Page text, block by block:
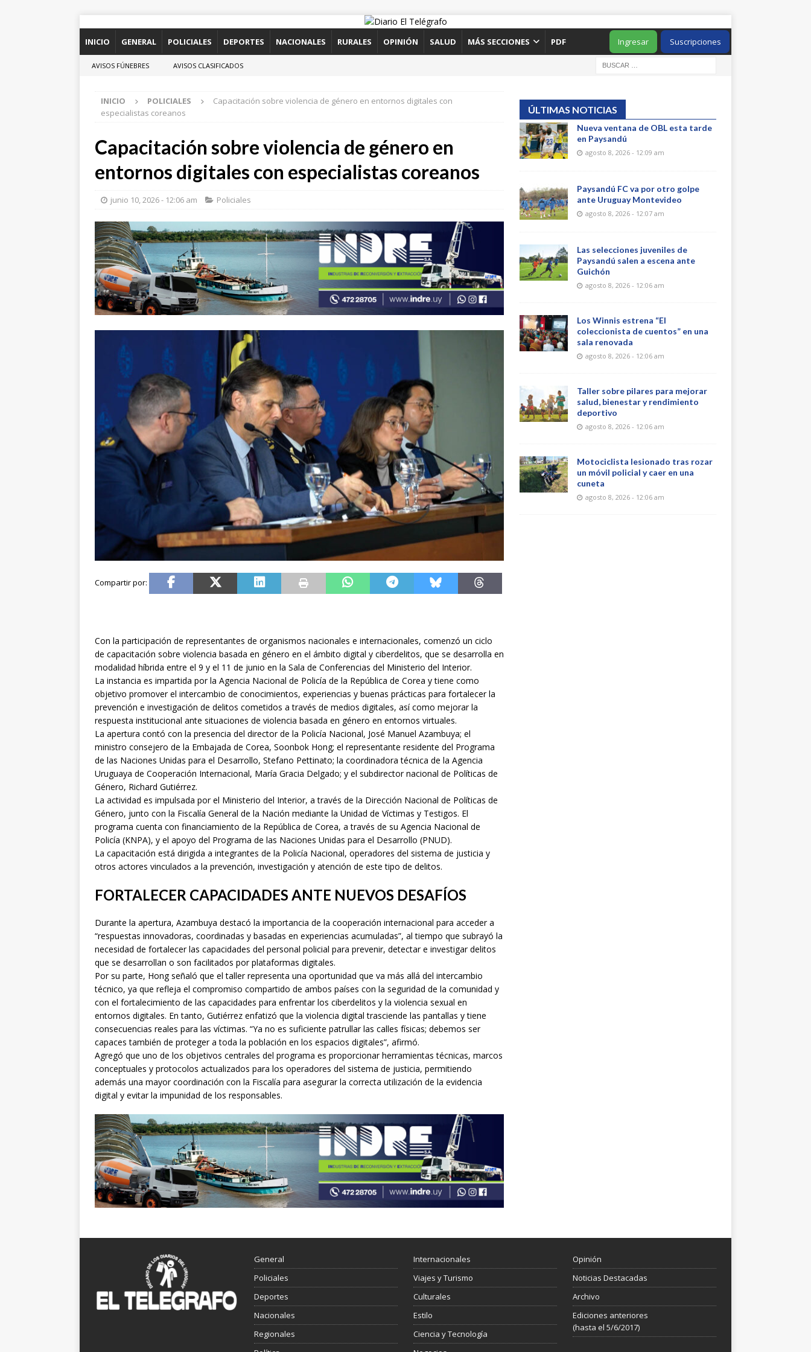
INICIO GENERAL POLICIALES DEPORTES NACIONALES RURALES OPINIÓN SALUD MÁS SECCIONES PDF Suscripciones
Ingresar
AVISOS FÚNEBRES AVISOS CLASIFICADOS
INICIO POLICIALES
Capacitación sobre violencia de género en entornos digitales con
especialistas coreanos
Capacitación sobre violencia de género en
entornos digitales con especialistas coreanos
junio 10, 2026 - 12:06 am Policiales
Con la participación de representantes de organismos nacionales e internacionales, comenzó un ciclo
de capacitación sobre violencia basada en género en el ámbito digital y ciberdelitos, que se desarrolla en
modalidad híbrida entre el 9 y el 11 de junio en la Sala de Conferencias del Ministerio del Interior.
La instancia es impartida por la Agencia Nacional de Policía de la República de Corea y tiene como
objetivo promover el intercambio de conocimientos, experiencias y buenas prácticas para fortalecer la
prevención e investigación de delitos cometidos a través de medios digitales, así como mejorar la
respuesta institucional ante situaciones de violencia basada en género en entornos virtuales.
La apertura contó con la presencia del director de la Policía Nacional, José Manuel Azambuya; el
ministro consejero de la Embajada de Corea, Soonbok Hong; el representante residente del Programa
de las Naciones Unidas para el Desarrollo, Stefano Pettinato; la coordinadora técnica de la Agencia
Uruguaya de Cooperación Internacional, María Gracia Delgado; y el subdirector nacional de Políticas de
Género, Richard Gutiérrez.
La actividad es impulsada por el Ministerio del Interior, a través de la Dirección Nacional de Políticas de
Género, junto con la Fiscalía General de la Nación mediante la Unidad de Víctimas y Testigos. El
programa cuenta con financiamiento de la República de Corea, a través de su Agencia Nacional de
Policía (KNPA), y el apoyo del Programa de las Naciones Unidas para el Desarrollo (PNUD).
La capacitación está dirigida a integrantes de la Policía Nacional, operadores del sistema de justicia y
otros actores vinculados a la prevención, investigación y atención de este tipo de delitos.
FORTALECER CAPACIDADES ANTE NUEVOS DESAFÍOS
Durante la apertura, Azambuya destacó la importancia de la cooperación internacional para acceder a
“respuestas innovadoras, coordinadas y basadas en experiencias acumuladas”, al tiempo que subrayó la
necesidad de fortalecer las capacidades del personal policial para prevenir, detectar e investigar delitos
que se desarrollan o son facilitados por plataformas digitales.
Por su parte, Hong señaló que el taller representa una oportunidad que va más allá del intercambio
técnico, ya que refleja el compromiso compartido de ambos países con la seguridad de la comunidad y
con el fortalecimiento de las capacidades para enfrentar los ciberdelitos y la violencia sexual en
entornos digitales. En tanto, Gutiérrez enfatizó que la violencia digital trasciende las pantallas y tiene
consecuencias reales para las víctimas. “Ya no es suficiente patrullar las calles físicas; debemos ser
capaces también de proteger a toda la población en los espacios digitales”, afirmó.
Agregó que uno de los objetivos centrales del programa es proporcionar herramientas técnicas, marcos
conceptuales y protocolos actualizados para los operadores del sistema de justicia, permitiendo
además una mayor coordinación con la Fiscalía para asegurar la correcta utilización de la evidencia
digital y evitar la impunidad de los responsables.
ÚLTIMAS NOTICIAS
Nueva ventana de OBL esta tarde
en Paysandú
agosto 8, 2026 - 12:09 am
Paysandú FC va por otro golpe
ante Uruguay Montevideo
agosto 8, 2026 - 12:07 am
Las selecciones juveniles de
Paysandú salen a escena ante
Guichón
agosto 8, 2026 - 12:06 am
Los Winnis estrena “El
coleccionista de cuentos” en una
sala renovada
agosto 8, 2026 - 12:06 am
Taller sobre pilares para mejorar
salud, bienestar y rendimiento
deportivo
agosto 8, 2026 - 12:06 am
Motociclista lesionado tras rozar
un móvil policial y caer en una
cuneta
agosto 8, 2026 - 12:06 am
General
Policiales
Deportes
Nacionales
Regionales
Internacionales
Viajes y Turismo
Culturales
Estilo
Ciencia y Tecnología
Opinión
Noticias Destacadas
Archivo
Ediciones anteriores
(hasta el 5/6/2017)